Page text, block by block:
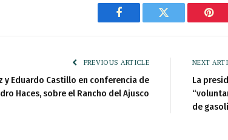
Facebook Twitter
PREVIOUS ARTICLE
y Eduardo Castillo en conferencia de
Haces, sobre el Rancho del Ajusco
NEXT
La
de